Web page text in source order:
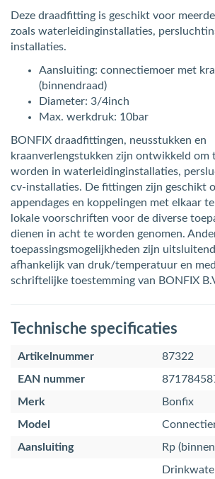
Deze draadfitting is geschikt voor
zoals waterleidinginstallaties,
installaties.
Aansluiting: connectiemoer met
(binnendraad)
Diameter: 3/4inch
Max. werkdruk: 10bar
BONFIX draadfittingen, neusstukken en
kraanverlengstukken zijn ontwikkeld om
worden in waterleidinginstallaties,
cv-installaties. De fittingen zijn geschikt
appendages en koppelingen met elkaar
lokale voorschriften voor de diverse
dienen in acht te worden genomen.
toepassingsmogelijkheden zijn
afhankelijk van druk/temperatuur en
schriftelijke toestemming van BONFIX
Technische specificaties
Artikelnummer
87322
EAN nummer
Merk
Bonfix
Model
Aansluiting
Rp